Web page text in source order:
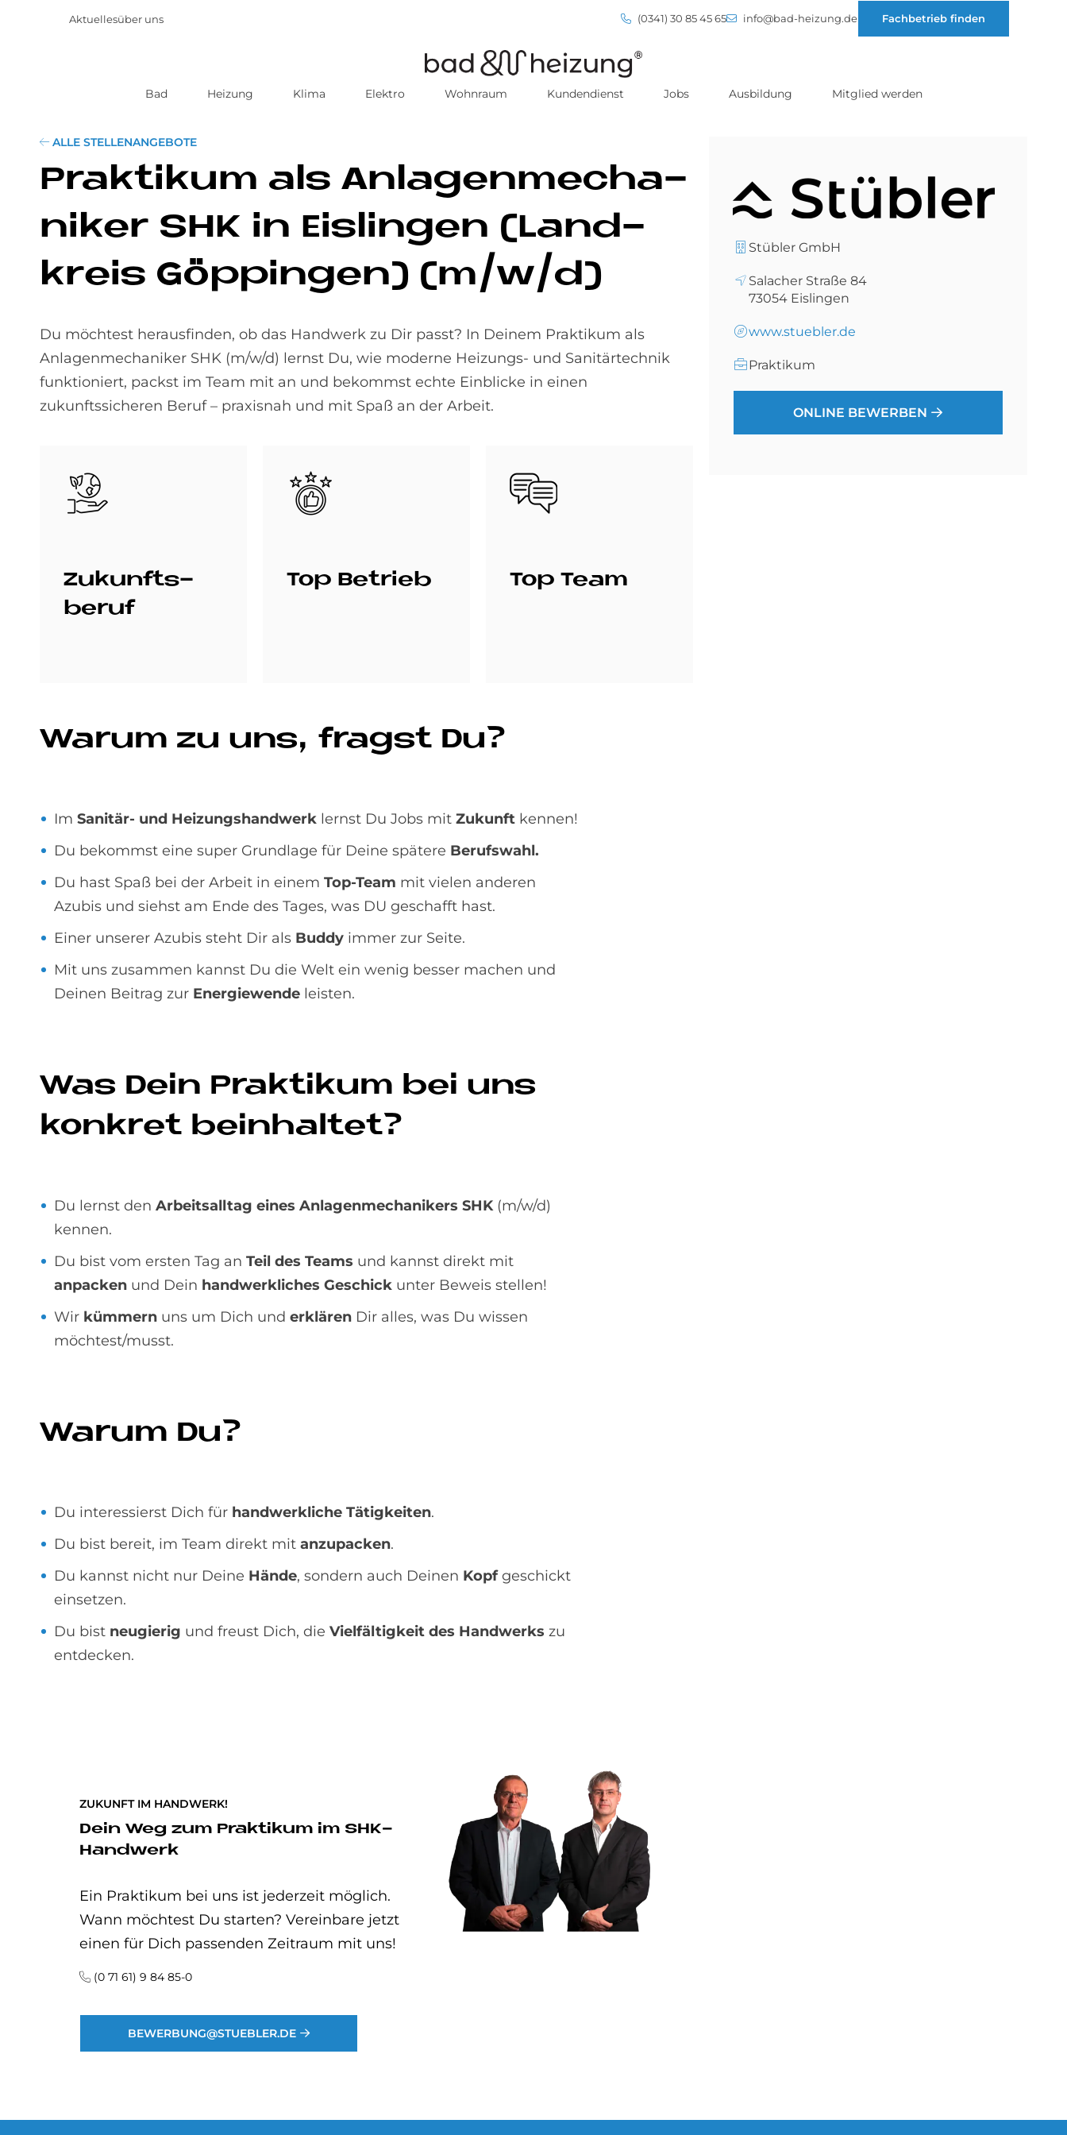
Aktuellesüber uns (0341) 30 85 45 65 info@bad-heizung.de Fachbetrieb finden
Bad Heizung Klima Elektro Wohnraum Kundendienst Jobs Ausbildung Mitglied werden
ALLE STELLENANGEBOTE
Prak­ti­kum als An­la­gen­me­cha­
ni­ker SHK in Eis­lin­gen (Land­
kreis Göp­pin­gen) (m/w/d)
Du möchtest herausfinden, ob das Handwerk zu Dir passt? In Deinem Praktikum als
Anlagenmechaniker SHK (m/w/d) lernst Du, wie moderne Heizungs- und Sanitärtechnik
funktioniert, packst im Team mit an und bekommst echte Einblicke in einen
zukunftssicheren Beruf – praxisnah und mit Spaß an der Arbeit.
Bild
Zu­kunfts­
be­ruf
Bild
Top Be­trieb
Bild
Top Team
Wa­rum zu uns, fragst Du?
Im Sanitär- und Heizungshandwerk lernst Du Jobs mit Zukunft kennen!
Du bekommst eine super Grundlage für Deine spätere Berufswahl.
Du hast Spaß bei der Arbeit in einem Top-Team mit vielen anderen
Azubis und siehst am Ende des Tages, was DU geschafft hast.
Einer unserer Azubis steht Dir als Buddy immer zur Seite.
Mit uns zusammen kannst Du die Welt ein wenig besser machen und
Deinen Beitrag zur Energiewende leisten.
Was Dein Prak­ti­kum bei uns
kon­kret be­inhal­tet?
Du lernst den Arbeitsalltag eines Anlagenmechanikers SHK(m/w/d)
kennen.
Du bist vom ersten Tag an Teil des Teams und kannst direkt mit
anpacken und Dein handwerkliches Geschick unter Beweis stellen!
Wir kümmern uns um Dich und erklären Dir alles, was Du wissen
möchtest/musst.
Wa­rum Du?
Du interessierst Dich für handwerkliche Tätigkeiten.
Du bist bereit, im Team direkt mit anzupacken.
Du kannst nicht nur Deine Hände, sondern auch Deinen Kopfgeschickt
einsetzen.
Du bist neugierig und freust Dich, die Vielfältigkeit des Handwerks zu
entdecken.
ZUKUNFT IM HANDWERK!
Dein Weg zum Prak­ti­kum im SHK-
Hand­werk
Ein Praktikum bei uns ist jederzeit möglich.
Wann möchtest Du starten? Vereinbare jetzt
einen für Dich passenden Zeitraum mit uns!
(0 71 61) 9 84 85-0
BEWERBUNG@STUEBLER.DE
Stübler GmbH
Salacher Straße 84
73054 Eislingen
www.stuebler.de
Praktikum
ONLINE BEWERBEN